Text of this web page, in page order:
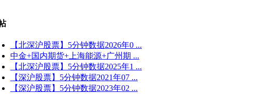
【北深沪股票】5分钟数据2026年0 ...
中金+国内期货+上海能源+广州期 ...
【北深沪股票】5分钟数据2025年1 ...
【深沪股票】5分钟数据2021年07 ...
【深沪股票】5分钟数据2023年02 ...